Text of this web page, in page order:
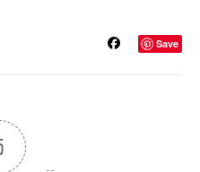
Save